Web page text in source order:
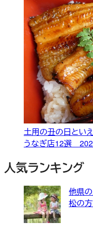
土用の丑の日とい
うなぎ店12選
人気ランキング
他県
松の方